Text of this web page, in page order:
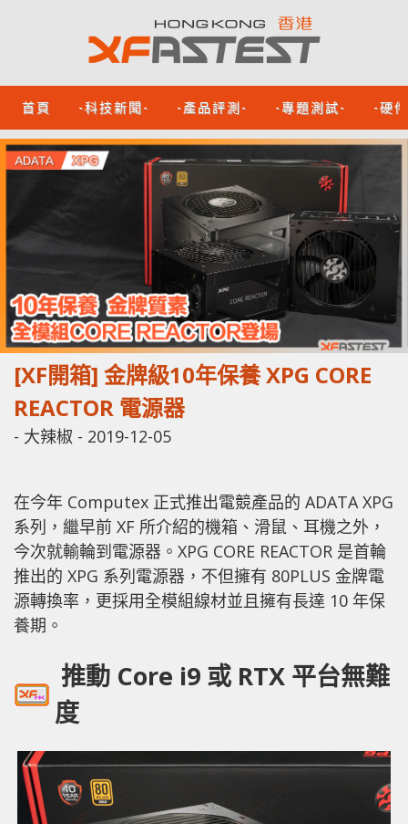
首頁 -科技新聞- -產品評測- -專題測試- -硬
[XF開箱] 金牌級10年保養 XPG CORE
REACTOR 電源器
- 大辣椒 - 2019-12-05
在今年 Computex 正式推出電競產品的 ADATA XPG
系列，繼早前 XF 所介紹的機箱、滑鼠、耳機之外，
今次就輸輪到電源器。 XPG CORE REACTOR 是首輪
推出的 XPG 系列電源器，不但擁有 80PLUS 金牌電
源轉換率，更採用全模組線材並且擁有長達 10 年保
養期。
推動 Core i9 或 RTX 平台無難
度